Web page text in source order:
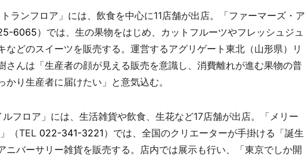
ランフロア」には、飲食を中心に11店舗が出店。「ファーマーズ・ア
6065）では、生の果物をはじめ、カットフルーツやフレッシュジュ
などのスイーツを販売する。運営するアグリゲート東北（山形県）リ
さんは「生産者の顔が見える販売を意識し、消費離れが進む果物の普
り生産者に届けたい」と意気込む。
フロア」には、生活雑貨や飲食、生花など17店舗が出店。「メリー
（TEL 022-341-3221）では、全国のクリエーターが手掛ける「誕生
ニバーサリー雑貨を販売する。店内では展示も行い、「東京でしか開